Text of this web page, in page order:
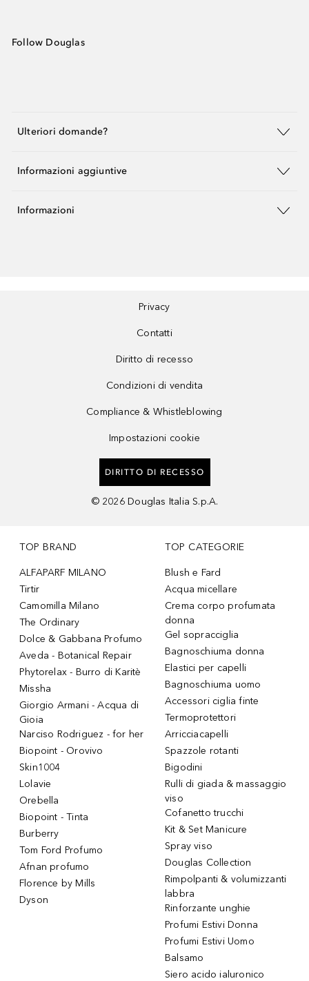
Follow Douglas
Ulteriori domande?
Informazioni aggiuntive
Informazioni
Privacy
Contatti
Diritto di recesso
Condizioni di vendita
Compliance & Whistleblowing
Impostazioni cookie
DIRITTO DI RECESSO
© 2026 Douglas Italia S.p.A.
TOP BRAND
ALFAPARF MILANO
Tirtir
Camomilla Milano
The Ordinary
Dolce & Gabbana Profumo
Aveda - Botanical Repair
Phytorelax - Burro di Karitè
Missha
Giorgio Armani - Acqua di
Gioia
Narciso Rodriguez - for her
Biopoint - Orovivo
Skin1004
Lolavie
Orebella
Biopoint - Tinta
Burberry
Tom Ford Profumo
Afnan profumo
Florence by Mills
Dyson
TOP CATEGORIE
Blush e Fard
Acqua micellare
Crema corpo profumata
donna
Gel sopracciglia
Bagnoschiuma donna
Elastici per capelli
Bagnoschiuma uomo
Accessori ciglia finte
Termoprotettori
Arricciacapelli
Spazzole rotanti
Bigodini
Rulli di giada & massaggio
viso
Cofanetto trucchi
Kit & Set Manicure
Spray viso
Douglas Collection
Rimpolpanti & volumizzanti
labbra
Rinforzante unghie
Profumi Estivi Donna
Profumi Estivi Uomo
Balsamo
Siero acido ialuronico